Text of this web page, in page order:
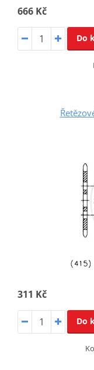
666 Kč
Do
311 Kč
Do